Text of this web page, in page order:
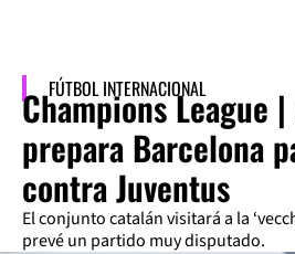
FÚTBOL INTERNACIONAL
Champions League
prepara Barcelona
contra Juventus
El conjunto catalán visitará a la
prevé un partido muy disputado.